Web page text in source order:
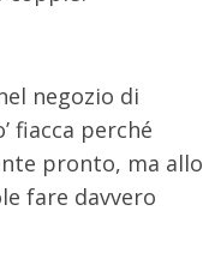
negozio di
fiacca perché
pronto, ma allo
fare davvero